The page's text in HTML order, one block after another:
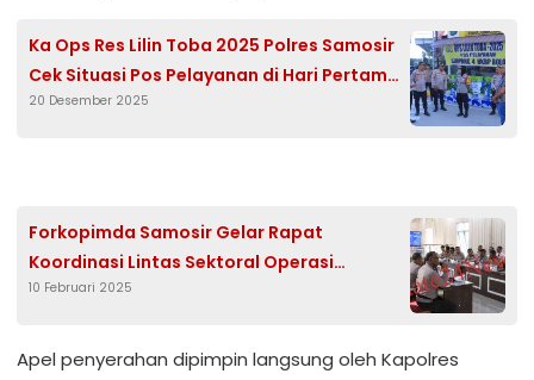
Ka Ops Res Lilin Toba 2025 Polres Samosir
Cek Situasi Pos Pelayanan di Hari Pertama
Operasi
20 Desember 2025
Forkopimda Samosir Gelar Rapat
Koordinasi Lintas Sektoral Operasi
Keselamatan Toba 2025
10 Februari 2025
Apel penyerahan dipimpin langsung oleh Kapolres